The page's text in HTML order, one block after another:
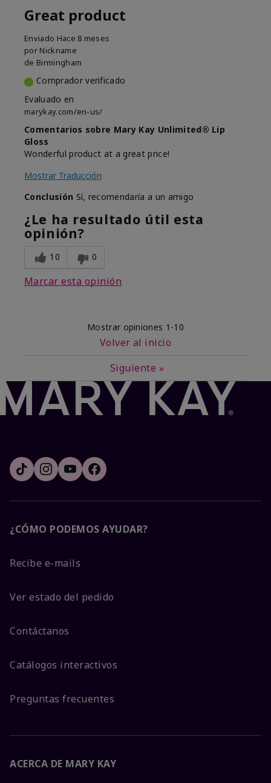
Great product
Enviado Hace 8 meses
por Nickname
de Birmingham
Comprador verificado
Evaluado en
marykay.com/en-us/
Comentarios sobre Mary Kay Unlimited® Lip
Gloss
Wonderful product at a great price!
Mostrar Traducción
Conclusión Sí, recomendaría a un amigo
¿Le ha resultado útil esta
opinión?
10 0
Marcar esta opinión
Mostrar opiniones 1-10
Volver al inicio
Siguiente »
¿CÓMO PODEMOS AYUDAR?
Recibe e-mails
Ver estado del pedido
Contáctanos
Catálogos interactivos
Preguntas frecuentes
ACERCA DE MARY KAY